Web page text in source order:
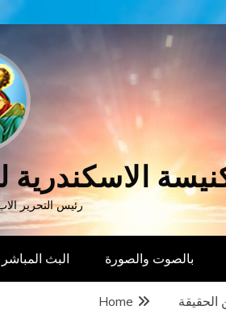
الاسكندرية
رئيس التحرير
بالصوت والصورة البث المباشر
Home الحقيقة